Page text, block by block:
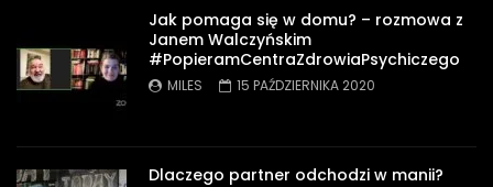
Jak pomaga się w domu? – rozmowa z
Janem Walczyńskim
#PopieramCentraZdrowiaPsychiczego
MILES 15 PAŹDZIERNIKA 2020
Dlaczego partner odchodzi w manii?